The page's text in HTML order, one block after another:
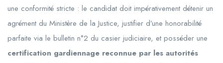
une conformité stricte : le candidat doit impérativement détenir un
agrément du Ministère de la Justice, justifier d’une honorabilité
parfaite via le bulletin n°2 du casier judiciaire, et posséder une
certification gardiennage reconnue par les autorités